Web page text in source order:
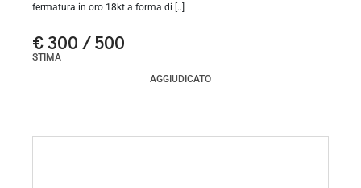
fermatura in oro 18kt a forma di [..]
€ 300 / 500
STIMA
AGGIUDICATO